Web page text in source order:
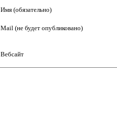
Имя (обязательно)
Mail (не будет опубликовано)
Вебсайт